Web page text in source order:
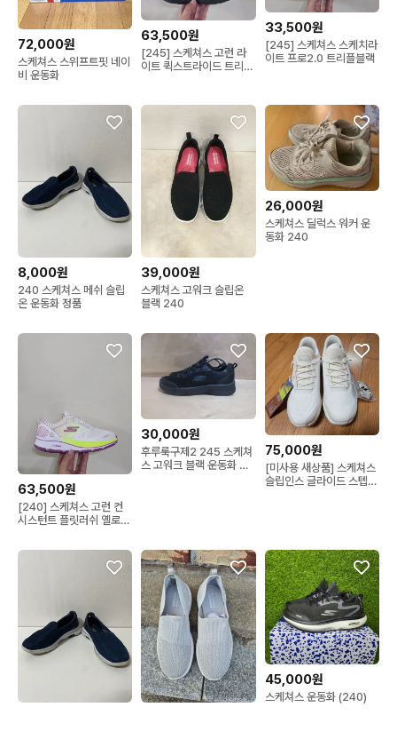
72,000원
스케쳐스 스위프트핏 네이
비 운동화
63,500원
[245] 스케쳐스 고런 라
이트 퀵스트라이드 트리플
33,500원
[245] 스케쳐스 스케치라
이트 프로2.0 트리플블랙
8,000원
240 스케쳐스 메쉬 슬립
온 운동화 정품
39,000원
스케쳐스 고워크 슬립온
블랙 240
26,000원
스케쳐스 딜럭스 워커 운
동화 240
63,500원
[240] 스케쳐스 고런 컨
시스턴트 플릿러쉬 옐로우
30,000원
후루룩구제2 245 스케쳐
스 고워크 블랙 운동화 스
75,000원
[미사용 새상품] 스케쳐스
슬립인스 글라이드 스텝
45,000원
스케쳐스 운동화 (240)